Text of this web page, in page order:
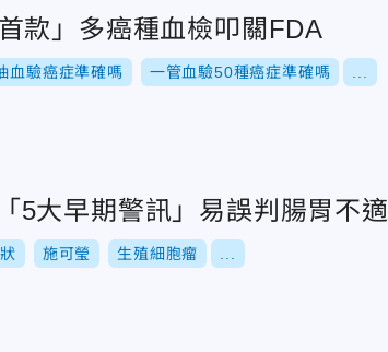
款」多癌種血檢叩關FDA
血驗癌症準確嗎 一管血驗50種癌症準確嗎
5大早期警訊」易誤判腸胃不適
施可瑩 生殖細胞瘤